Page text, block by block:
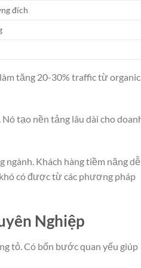
đích
tăng 20-30% traffic từ
tạo nền tảng lâu dài cho
Khách hàng tiềm năng dễ
có được từ các phương pháp
Nghiệp
tỏ. Có bốn bước quan yếu giúp